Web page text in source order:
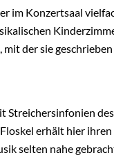
im Konzertsaal
der sie geschrieben
Streichersinfonien
erhält hier
selten nahe